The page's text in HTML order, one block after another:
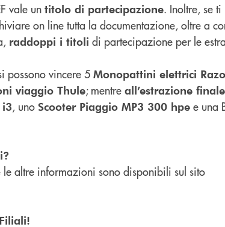
vale un titolo di partecipazione. Inoltre, se
on line tutta la documentazione, oltre a
raddoppi i titoli di partecipazione per le
possono vincere 5 Monopattini elettrici
viaggio Thule; mentre all’estrazione finale
, uno ScooterPiaggio MP3 300 hpe e una
le altre informazioni sono disponibili sul sito